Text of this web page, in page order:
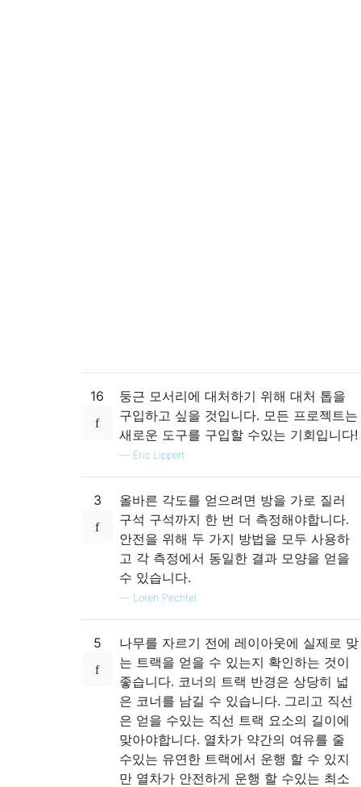
16
둥근 모서리에 대처하기 위해 대처 톱을
구입하고 싶을 것입니다. 모든 프로젝트는
새로운 도구를 구입할 수있는 기회입니다!
— Eric Lippert
3
올바른 각도를 얻으려면 방을 가로 질러
구석 구석까지 한 번 더 측정해야합니다.
안전을 위해 두 가지 방법을 모두 사용하
고 각 측정에서 동일한 결과 모양을 얻을
수 있습니다.
— Loren Pechtel
5
나무를 자르기 전에 레이아웃에 실제로 맞
는 트랙을 얻을 수 있는지 확인하는 것이
좋습니다. 코너의 트랙 반경은 상당히 넓
은 코너를 남길 수 있습니다. 그리고 직선
은 얻을 수있는 직선 트랙 요소의 길이에
맞아야합니다. 열차가 약간의 여유를 줄
수있는 유연한 트랙에서 운행 할 수 있지
만 열차가 안전하게 운행 할 수있는 최소